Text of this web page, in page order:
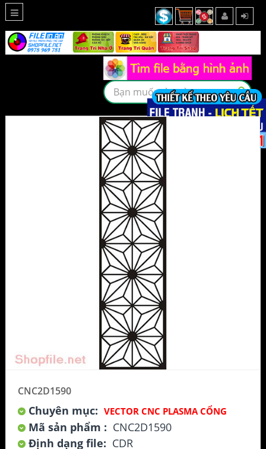
CNC2D1590
Chuyên mục: VECTOR CNC PLASMA CỔNG
Mã sản phẩm : CNC2D1590
Định dạng file: CDR